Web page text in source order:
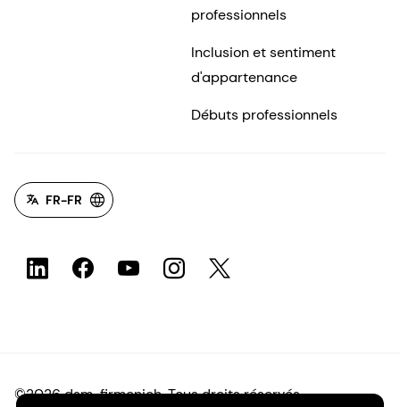
professionnels
Inclusion et sentiment
d'appartenance
Débuts professionnels
FR-FR
©2026 dsm-firmenich. Tous droits réservés.